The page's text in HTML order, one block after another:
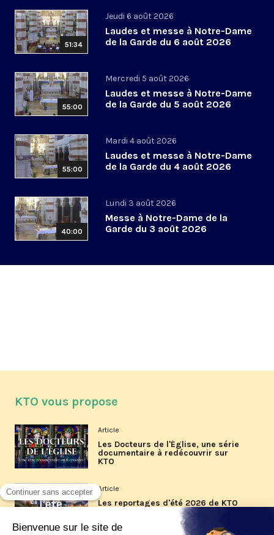
51:34
Jeudi 6 août 2026
Laudes et messe à Notre-Dame
de la Garde du 6 août 2026
55:00
Mercredi 5 août 2026
Laudes et messe à Notre-Dame
de la Garde du 5 août 2026
55:00
Mardi 4 août 2026
Laudes et messe à Notre-Dame
de la Garde du 4 août 2026
40:00
Lundi 3 août 2026
Messe à Notre-Dame de la
Garde du 3 août 2026
KTO vous propose
Article
Les Docteurs de l'Église, une série
documentaire à redécouvrir sur
KTO
Article
Les reportages d'été 2026 de KTO